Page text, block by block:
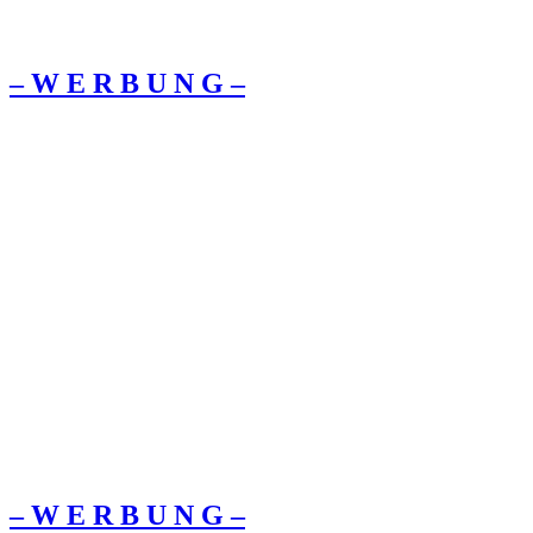
– W Ε R Β U Ν G –
– W Ε R Β U Ν G –